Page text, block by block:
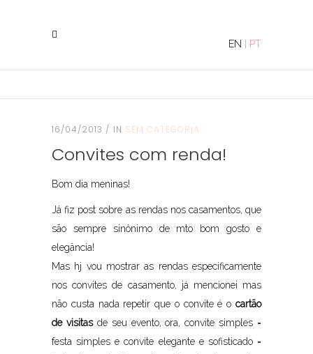
EN PT
16/04/2013 IN SEM CATEGORIA
Convites com renda!
Bom dia meninas!
Já fiz post sobre as rendas nos casamentos, que
são sempre sinônimo de mto bom gosto e
elegância!
Mas hj vou mostrar as rendas especificamente
nos convites de casamento, já mencionei mas
não custa nada repetir que o convite é o cartão
de visitasde seu evento, ora, convite simples =
festa simples e convite elegante e sofisticado =